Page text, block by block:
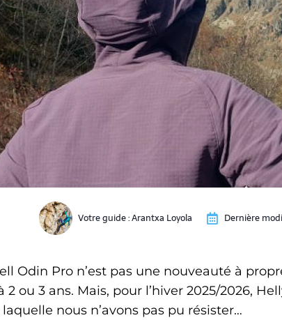
Votre guide :Arantxa Loyola Dernière
Odin Pro n’est pas une nouveauté à
2 ou 3 ans. Mais, pour l’hiver 2025/2026,
nous n’avons pas pu résister…